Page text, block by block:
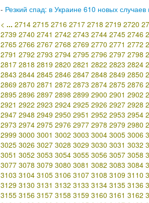
- Резкий спад: в Украине 610 новых случаев
< ... 2714 2715 2716 2717 2718 2719 2720
2739 2740 2741 2742 2743 2744 2745 2746
2765 2766 2767 2768 2769 2770 2771 2772
2791 2792 2793 2794 2795 2796 2797 2798
2817 2818 2819 2820 2821 2822 2823 2824
2843 2844 2845 2846 2847 2848 2849 2850
2869 2870 2871 2872 2873 2874 2875 2876
2895 2896 2897 2898 2899 2900 2901 2902
2921 2922 2923 2924 2925 2926 2927 2928
2947 2948 2949 2950 2951 2952 2953 2954
2973 2974 2975 2976 2977 2978 2979 2980
2999 3000 3001 3002 3003 3004 3005 3006
3025 3026 3027 3028 3029 3030 3031 3032
3051 3052 3053 3054 3055 3056 3057 3058
3077 3078 3079 3080 3081 3082 3083 3084
3103 3104 3105 3106 3107 3108 3109 3110
3129 3130 3131 3132 3133 3134 3135 3136
3155 3156 3157 3158 3159 3160 3161 3162